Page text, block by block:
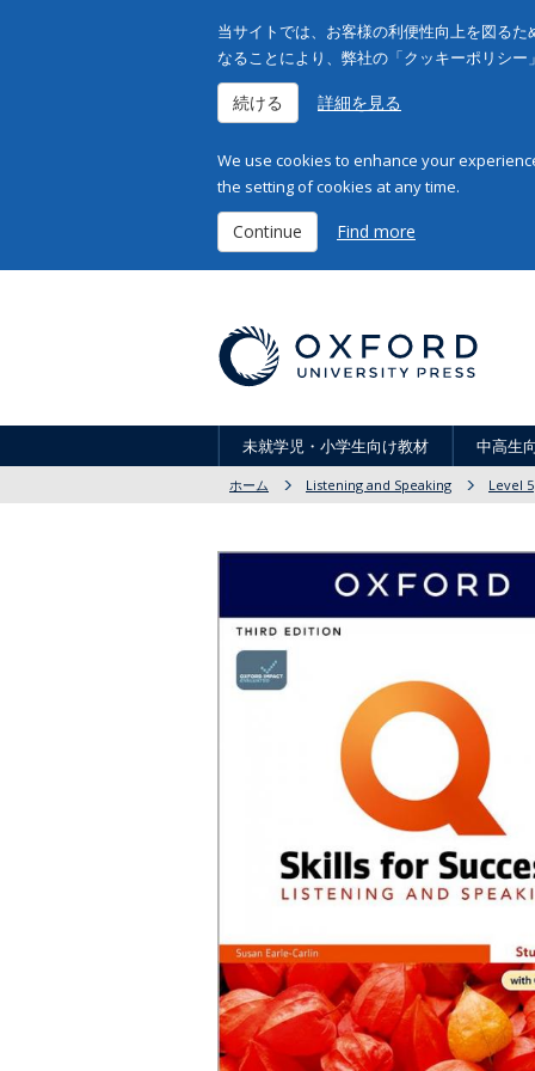
当サイトでは、お客様の利便性向上を図る
なることにより、弊社の「クッキーポリシ
続ける 詳細を見る
We use cookies to enhance your
the setting of cookies at any time.
Continue Find more
未就学児・小学生向け教材 中高生
ホーム Listening and Speaking Level 5